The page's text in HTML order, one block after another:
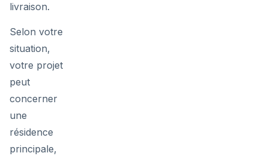
livraison.
Selon votre
situation,
votre projet
peut
concerner
une
résidence
principale,